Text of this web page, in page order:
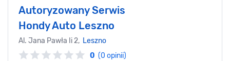
Autoryzowany Serwis
Hondy Auto Leszno
Al. Jana Pawła Ii 2, Leszno
0 (0 opinii)